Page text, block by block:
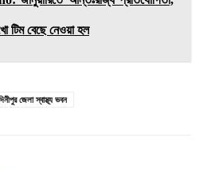
টিম বেছে নেওয়া হল
জেলা স্বাস্থ্য ভবন